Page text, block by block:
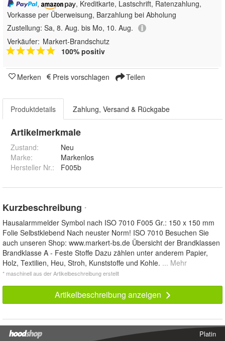
,
, Kreditkarte, Lastschrift, Ratenzahlung,
Vorkasse per Überweisung, Barzahlung bei Abholung
Zustellung: Sa, 8. Aug. bis Mo, 10. Aug.
Verkäufer: Markert-Brandschutz
100% positiv
Merken Preis vorschlagen Teilen
Produktdetails Zahlung, Versand & Rückgabe
Artikelmerkmale
Zustand:
Neu
Marke:
Markenlos
Hersteller Nr.:
F005b
Kurzbeschreibung *
Hausalarmmelder Symbol nach ISO 7010 F005 Gr.: 150 x 150 mm
Folie Selbstklebend Nach neuster Norm! ISO 7010 Besuchen Sie
auch unseren Shop: www.markert-bs.de Übersicht der Brandklassen
Brandklasse A - Feste Stoffe Dazu zählen unter anderem Papier,
Holz, Textilien, Heu, Stroh, Kunststoffe und Kohle. ... Mehr
* maschinell aus der Artikelbeschreibung erstellt
Artikelbeschreibung anzeigen
Platin